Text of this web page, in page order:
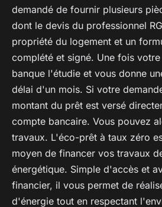
demandé de fournir plusieurs
dont le devis du professionnel
propriété du logement et un
complété et signé. Une fois
banque l'étudie et vous donne
délai d'un mois. Si votre
montant du prêt est versé
compte bancaire. Vous pouvez
travaux. L'éco-prêt à taux zéro
moyen de financer vos travaux
énergétique. Simple d'accès et
financier, il vous permet de
d'énergie tout en respectant